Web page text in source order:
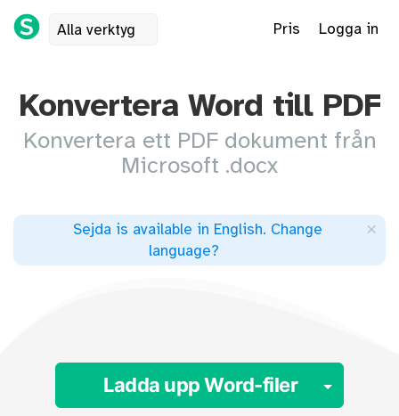
Alla verktyg Pris Logga in
Konvertera Word till PDF
Konvertera ett PDF dokument från
Microsoft .docx
Sejda is available in English. Change
language?
×
Ladda upp Word-filer